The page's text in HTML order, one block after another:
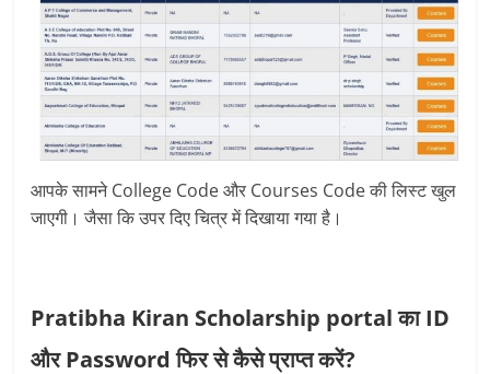
आपके सामने College Code और Courses Code की लिस्ट खुल
जाएगी। जैसा कि उपर दिए चित्र में दिखाया गया है।
Pratibha Kiran Scholarship portal का ID
और Password फिर से कैसे प्राप्त करें?